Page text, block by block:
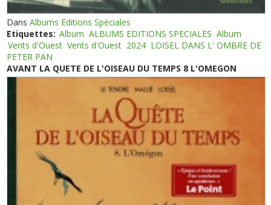
DansAlbums Editions Spéciales
Etiquettes: Album ALBUMS EDITIONS SPECIALES Album
Vents d'Ouest Vents d'Ouest 2024 LOISEL DANS L' OMBRE DE
PETER PAN
AVANT LA QUETE DE L'OISEAU DU TEMPS 8 L'OMEGON